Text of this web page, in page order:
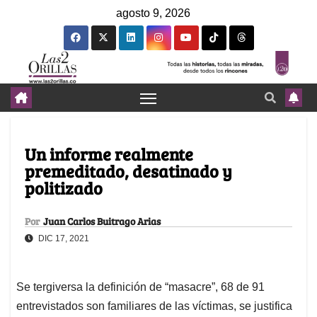
agosto 9, 2026
Un informe realmente
premeditado, desatinado y
politizado
Por Juan Carlos Buitrago Arias
DIC 17, 2021
Se tergiversa la definición de “masacre”, 68 de 91
entrevistados son familiares de las víctimas, se justifica